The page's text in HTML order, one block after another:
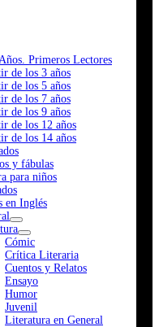
Primeros Lectores
de los 3 años
de los 5 años
de los 7 años
de los 9 años
de los 12 años
de los 14 años
y fábulas
para niños
en Inglés
Cómic
Crítica Literaria
Cuentos y Relatos
Ensayo
Humor
Juvenil
Literatura en General